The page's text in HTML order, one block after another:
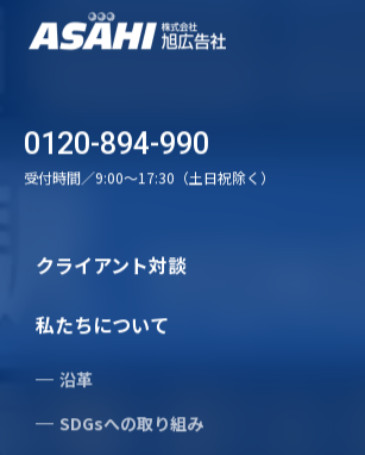
0120-894-990
受付時間／9:00〜17:30（土日祝除く）
クライアント対談
私たちについて
沿革
SDGsへの取り組み
い形態を選択できます。
折り込み広告料金表